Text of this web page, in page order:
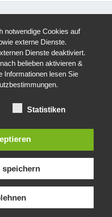
notwendige Cookies auf
externe Dienste.
Dienste deaktiviert.
belieben aktivieren &
Informationen lesen Sie
Statistiken
speichern